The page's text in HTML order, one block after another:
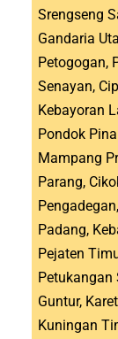
Srengseng
Gandaria
Petogogan,
Senayan,
Kebayoran
Pondok
Mampang
Parang,
Padang,
Pejaten
Petukangan
Guntur,
Kuningan